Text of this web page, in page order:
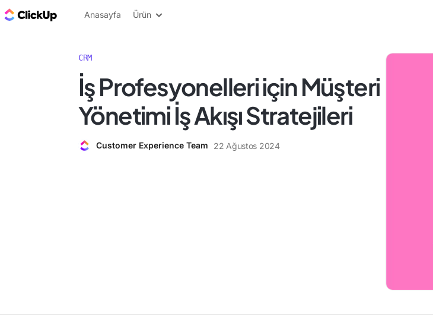
ClickUp Blog
Anasayfa Ürün
CRM
İş Profesyonelleri için Müşteri
Yönetimi İş Akışı Stratejileri
Customer Experience Team 22 Ağustos 2024